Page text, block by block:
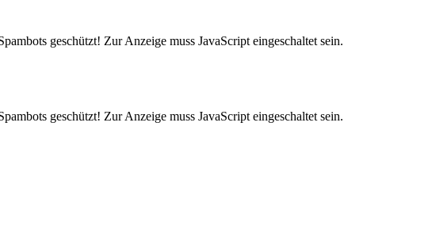
geschützt! Zur Anzeige muss JavaScript eingeschaltet sein.
geschützt! Zur Anzeige muss JavaScript eingeschaltet sein.